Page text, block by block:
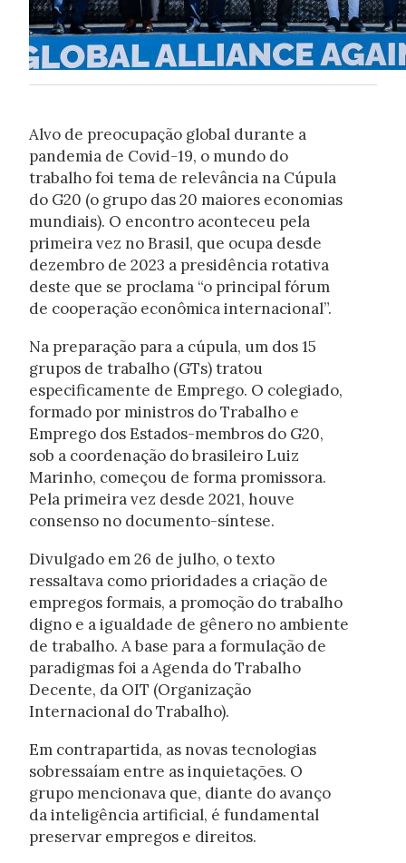
Alvo de preocupação global durante a
pandemia de Covid-19, o mundo do
trabalho foi tema de relevância na Cúpula
do G20 (o grupo das 20 maiores economias
mundiais). O encontro aconteceu pela
primeira vez no Brasil, que ocupa desde
dezembro de 2023 a presidência rotativa
deste que se proclama “o principal fórum
de cooperação econômica internacional”.
Na preparação para a cúpula, um dos 15
grupos de trabalho (GTs) tratou
especificamente de Emprego. O colegiado,
formado por ministros do Trabalho e
Emprego dos Estados-membros do G20,
sob a coordenação do brasileiro Luiz
Marinho, começou de forma promissora.
Pela primeira vez desde 2021, houve
consenso no documento-síntese.
Divulgado em 26 de julho, o texto
ressaltava como prioridades a criação de
empregos formais, a promoção do trabalho
digno e a igualdade de gênero no ambiente
de trabalho. A base para a formulação de
paradigmas foi a Agenda do Trabalho
Decente, da OIT (Organização
Internacional do Trabalho).
Em contrapartida, as novas tecnologias
sobressaíam entre as inquietações. O
grupo mencionava que, diante do avanço
da inteligência artificial, é fundamental
preservar empregos e direitos.